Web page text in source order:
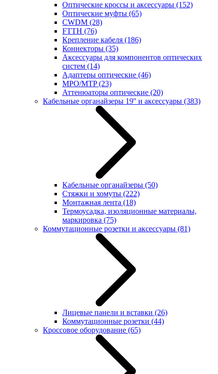
Оптические кроссы и аксессуары (152)
Оптические муфты (65)
CWDM (28)
FTTH (76)
Крепление кабеля (186)
Коннекторы (35)
Аксессуары для компонентов оптических
систем (14)
Адаптеры оптические (46)
MPO/MTP(23)
Аттенюаторы оптические (20)
Кабельные органайзеры 19'' и аксессуары (383)
Кабельные органайзеры (50)
Стяжки и хомуты (222)
Монтажная лента (18)
Термоусадка, изоляционные материалы,
маркировка (75)
Коммутационные розетки и аксессуары (81)
Лицевые панели и вставки (26)
Коммутационные розетки (44)
Кроссовое оборудование (65)